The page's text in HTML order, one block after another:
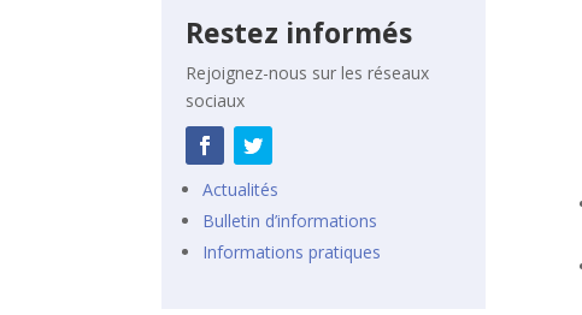
Restez informés
Rejoignez-nous sur les réseaux
sociaux
Actualités
Bulletin d’informations
Informations pratiques